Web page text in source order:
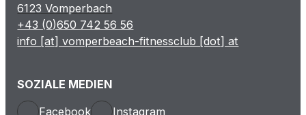
6123 Vomperbach
+43 (0)650 742 56 56
info [at] vomperbeach-fitnessclub [dot] at
SOZIALE MEDIEN
Facebook
Instagram